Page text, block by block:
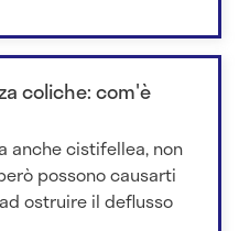
coliche: com'è
anche cistifellea, non
possono causarti
ostruire il deflusso